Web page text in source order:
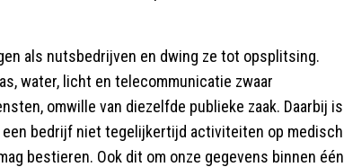
als nutsbedrijven en dwing ze tot opsplitsing.
water, licht en telecommunicatie zwaar
omwille van diezelfde publieke zaak. Daarbij is
bedrijf niet tegelijkertijd activiteiten op medisch
bestieren. Ook dit om onze gegevens binnen één